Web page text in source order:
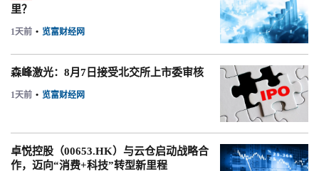
里？
1天前 • 览富财经网
森峰激光：8月7日接受北交所上市委审核
1天前 • 览富财经网
卓悦控股（00653.HK）与云仓启动战略合
作，迈向“消费+科技”转型新里程